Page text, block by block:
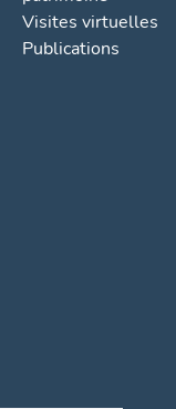
Visites virtuelles
Publications